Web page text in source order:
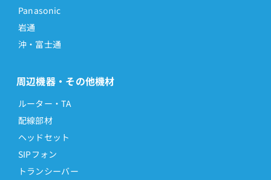
Panasonic
岩通
沖・富士通
周辺機器・その他機材
ルーター・TA
配線部材
ヘッドセット
SIPフォン
トランシーバー